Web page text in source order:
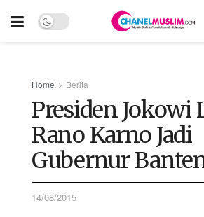
Home Berita
Presiden Jokowi
Rano Karno Jadi
Gubernur
14/08/2015